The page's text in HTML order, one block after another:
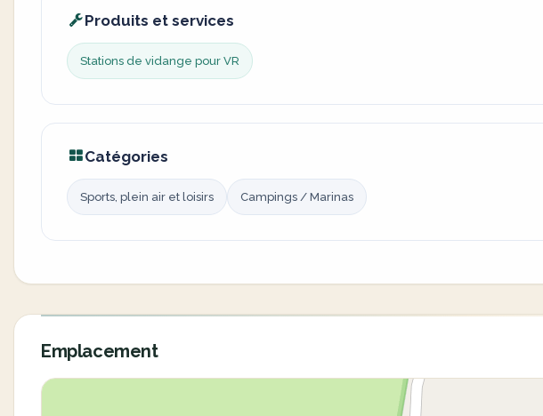
Produits et services
Stations de vidange pour VR
Catégories
Sports, plein air et loisirs Campings / Marinas
Emplacement